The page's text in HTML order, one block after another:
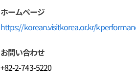
ホームページ
https://korean.visitkorea.or.kr/
お問い合わせ
+82-2-743-5220